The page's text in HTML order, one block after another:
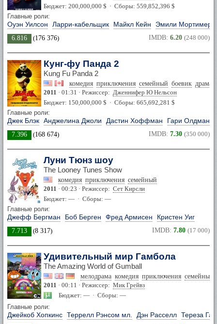
Бюджет: 200,000,000 $ · Сборы: 559,852,396 $
Главные роли:
Оуэн Уилсон Ларри-кабельщик Майкл Кейн Эмили Мортимер
6.816 (176 376) IMDB: 6.20 (248 000)
Кунг-фу Панда 2
Kung Fu Panda 2
комедия приключения семейный боевик драма
2011 · 01:31 · Режиссер: Дженнифер Ю Нельсон
Бюджет: 150,000,000 $ · Сборы: 665,692,281 $
Главные роли:
Джек Блэк Анджелина Джоли Дастин Хоффман Гари Олдман
7.396 (168 674) IMDB: 7.30 (350 000)
Луни Тюнз шоу
The Looney Tunes Show
комедия приключения семейный
2011 · 00:23 · Режиссер: Сет Кирсли
Бюджет: — · Сборы: —
Главные роли:
Джефф Бергман Боб Берген Фред Армисен Кристен Уиг
7.713 (8 317) IMDB: 7.80 (17 000)
Удивительный мир Гамбола
The Amazing World of Gumball
мелодрама комедия приключения семейный
2011 · 00:11 · Режиссер: Мик Грейвз
Бюджет: — · Сборы: —
Главные роли:
Джейкоб Хопкинс Террелл Рэнсом мл. Дэн Расселл Тереза